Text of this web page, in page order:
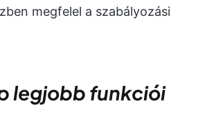
megfelel a szabályozási
legjobb funkciói